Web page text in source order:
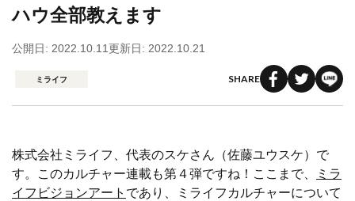
ハウ全部教えます
公開日: 2022.10.11更新日: 2022.10.21
ミライフ SHARE
株式会社ミライフ、代表のスケさん（佐藤ユウスケ）で
す。このカルチャー連載も第４弾ですね！ここまで、
ミラ
イフビジョンアート であり、ミライフカルチャーについて